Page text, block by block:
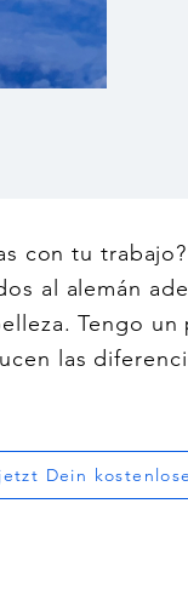
con tu
al alemán
Tengo
las
Dein